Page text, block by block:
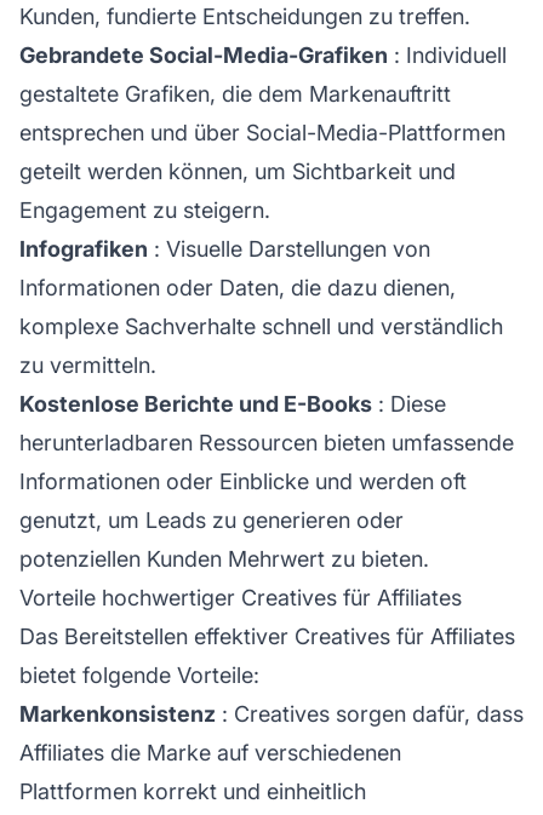
Kunden, fundierte Entscheidungen zu treffen.
Gebrandete Social-Media-Grafiken : Individuell
gestaltete Grafiken, die dem Markenauftritt
entsprechen und über Social-Media-Plattformen
geteilt werden können, um Sichtbarkeit und
Engagement zu steigern.
Infografiken : Visuelle Darstellungen von
Informationen oder Daten, die dazu dienen,
komplexe Sachverhalte schnell und verständlich
zu vermitteln.
Kostenlose Berichte und E-Books : Diese
herunterladbaren Ressourcen bieten umfassende
Informationen oder Einblicke und werden oft
genutzt, um Leads zu generieren oder
potenziellen Kunden Mehrwert zu bieten.
Vorteile hochwertiger Creatives für Affiliates
Das Bereitstellen effektiver Creatives für Affiliates
bietet folgende Vorteile:
Markenkonsistenz : Creatives sorgen dafür, dass
Affiliates die Marke auf verschiedenen
Plattformen korrekt und einheitlich